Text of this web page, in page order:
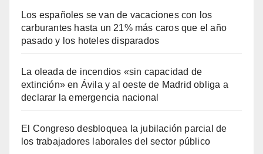
Los españoles se van de vacaciones con los
carburantes hasta un 21% más caros que el año
pasado y los hoteles disparados
La oleada de incendios «sin capacidad de
extinción» en Ávila y al oeste de Madrid obliga a
declarar la emergencia nacional
El Congreso desbloquea la jubilación parcial de
los trabajadores laborales del sector público